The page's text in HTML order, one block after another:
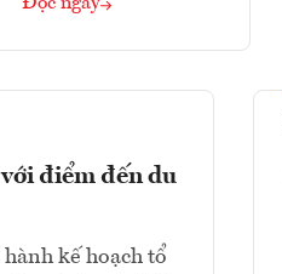
Đọc ngay
điểm đến du
kế hoạch tổ